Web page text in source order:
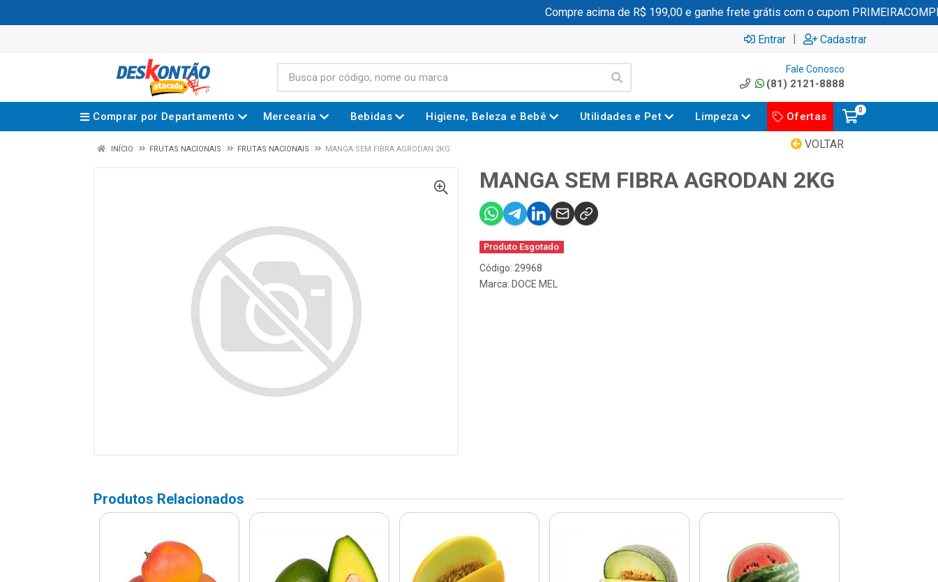
Compre acima de R$ 199,00 e ganhe frete grátis com o cupom PRIMEIRACOMPRA
Entrar | Cadastrar
Fale Conosco
(81) 2121-8888
Comprar por Departamento Mercearia Bebidas Higiene, Beleza e Bebê Utilidades e Pet Limpeza Ofertas
0
VOLTAR
INÍCIO FRUTAS NACIONAIS FRUTAS NACIONAIS MANGA SEM FIBRA AGRODAN 2KG
MANGA SEM FIBRA AGRODAN 2KG
Produto Esgotado
Código: 29968
Marca: DOCE MEL
Produtos Relacionados